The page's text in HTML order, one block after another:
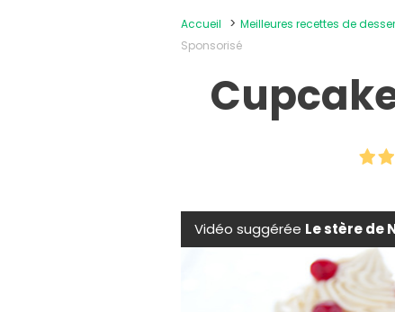
Accueil Meilleures recettes de
Sponsorisé
Vidéo suggérée Le stère de